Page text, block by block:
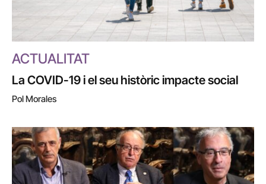
ACTUALITAT
La COVID-19 i el seu històric impacte social
Pol Morales